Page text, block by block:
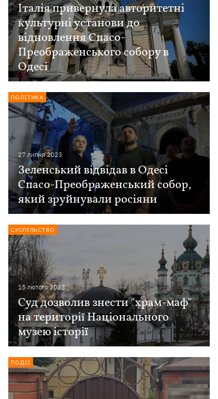
Італія привернула авторитетні
культурні установи до
відновлення Спасо-
Преображенського собору в
Одесі
27 липня 2023
Зеленський відвідав в Одесі
Спасо-Преображенський собор,
який зруйнували росіяни
ПОЛІТИКА
15 лютого 2023
Суд дозволив знести "храм-маф"
на території Національного
музею історії
СУСПІЛЬСТВО
ПОДІЇ